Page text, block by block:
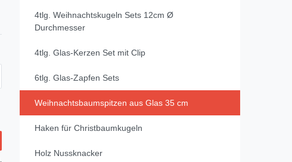
4tlg. Weihnachtskugeln Sets 12cm Ø
Durchmesser
4tlg. Glas-Kerzen Set mit Clip
6tlg. Glas-Zapfen Sets
Weihnachtsbaumspitzen aus Glas 35 cm
Haken für Christbaumkugeln
Holz Nussknacker